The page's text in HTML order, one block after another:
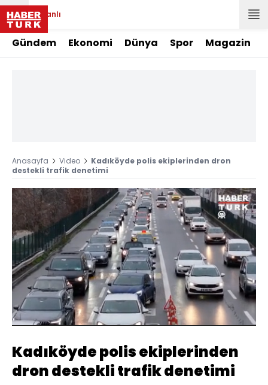
Canlı
Gündem Ekonomi Dünya Spor Magazin
Anasayfa Video
Kadıköyde polis ekiplerinden dron
destekli trafik denetimi
Sesi
Aç
Yüklendi
100.00%
Oynatma
Hızı
Kadıköyde polis ekiplerinden
dron destekli trafik denetimi